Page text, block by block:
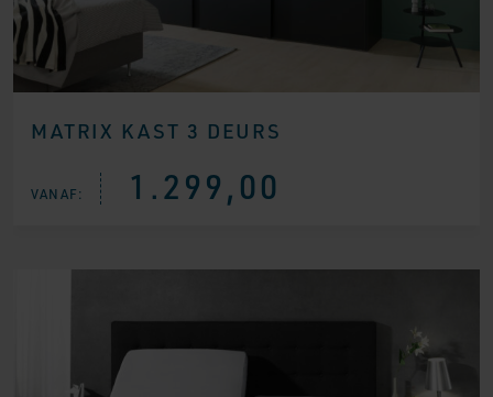
MATRIX KAST 3 DEURS
VANAF: 1.299,00